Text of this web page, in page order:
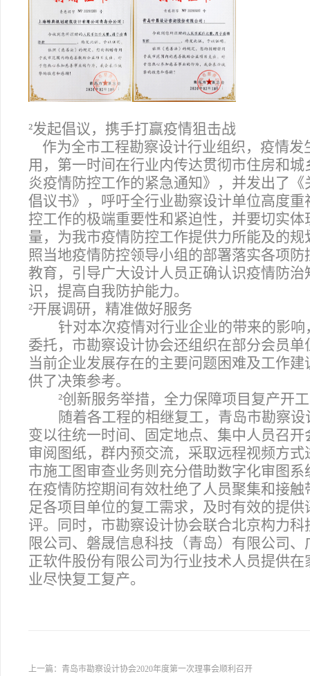
²发起倡议，携手打赢疫情狙击战
作为全市工程勘察设计行业组织，疫情发
用，第一时间在行业内传达贯彻市住房和
炎疫情防控工作的紧急通知》，并发出了
倡议书》，呼吁全行业勘察设计单位高度
控工作的极端重要性和紧迫性，并要切实
量，为我市疫情防控工作提供力所能及的
照当地疫情防控领导小组的部署落实各项
教育，引导广大设计人员正确认识疫情防
识，提高自我防护能力。
²开展调研，精准做好服务
针对本次疫情对行业企业的带来的影
委托，市勘察设计协会还组织在部分会员
当前企业发展存在的主要问题困难及工作
供了决策参考。
²创新服务举措，全力保障项目复产开工
随着各工程的相继复工，青岛市勘察
变以往统一时间、固定地点、集中人员召
审阅图纸，群内预交流，采取远程视频方
市施工图审查业务则充分借助数字化审图
在疫情防控期间有效杜绝了人员聚集和接
足各项目单位的复工需求，及时有效的提
评。同时，市勘察设计协会联合北京构力
限公司、磐晟信息科技（青岛）有限公司
正软件股份有限公司为行业技术人员提供
业尽快复工复产。
上一篇： 青岛市勘察设计协会2020年度第一次理事会顺利召开